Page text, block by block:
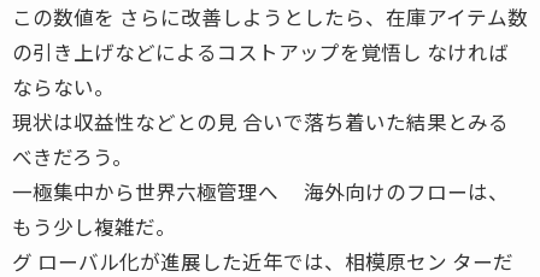
この数値を さらに改善しようとしたら、在庫アイテム数
の引き上げなどによるコストアップを覚悟し なければ
ならない。
現状は収益性などとの見 合いで落ち着いた結果とみる
べきだろう。
一極集中から世界六極管理へ 海外向けのフローは、
もう少し複雑だ。
グ ローバル化が進展した近年では、相模原セン ターだ